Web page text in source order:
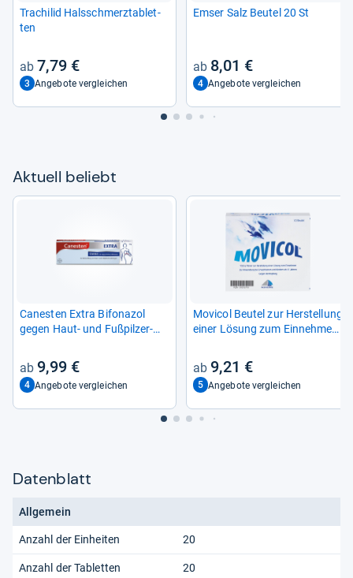
Tra­chi­lid Hals­schmerz­ta­blet­
ten
7,79 €
3 Angebote vergleichen
Emser Salz Beu­tel 20 St
8,01 €
4 Angebote vergleichen
Aktu­ell beliebt
Canes­ten Extra Bifona­zol
gegen Haut-​ und Fuß­pil­zer­
9,99 €
4 Angebote vergleichen
Movi­col Beu­tel zur Her­stel­lung
einer Lösung zum Ein­neh­men
9,21 €
5 Angebote vergleichen
Datenblatt
Allgemein
Anzahl der Einheiten 20
Anzahl der Tabletten 20